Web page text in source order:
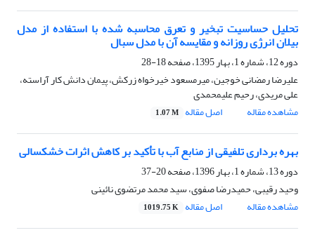
تحلیل حساسیت تبخیر و تعرق محاسبه شده با استفاده از مدل
بیلان انرژی روزانه و مقایسه آن با مدل سبال
دوره 12، شماره 1، بهار 1395، صفحه
18-28
علیرضا رمضانی خوجین، میرمسعود خیرخواه زرکش، پیمان دانش کار آراسته،
علی مریدی، رحیم علیمحمدی
مشاهده مقاله
اصل مقاله 1.07 M
بهره برداری تلفیقی از منابع آب با تأکید بر کاهش اثرات خشکسالی
دوره 13، شماره 1، بهار 1396، صفحه
20-37
وحید رقیبی، حمیدرضا صفوی، سید محمد مرتضوی نائینی
مشاهده مقاله
اصل مقاله 1019.75 K